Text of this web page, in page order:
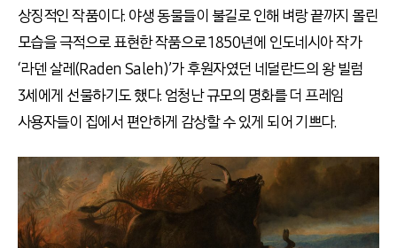
상징적인 작품이다. 야생 동물들이 불길로 인해 벼랑 끝까지 몰린
모습을 극적으로 표현한 작품으로1850년에 인도네시아 작가
‘라덴 살레(Raden Saleh)’가 후원자였던 네덜란드의 왕 빌럼
3세에게 선물하기도 했다. 엄청난 규모의 명화를 더 프레임
사용자들이 집에서 편안하게 감상할 수 있게 되어 기쁘다.